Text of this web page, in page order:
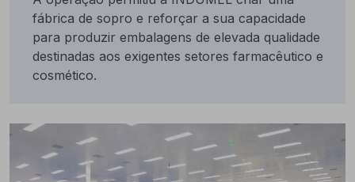
fábrica de sopro e reforçar a sua capacidade
para produzir embalagens de elevada qualidade
destinadas aos exigentes setores farmacêutico e
cosmético.